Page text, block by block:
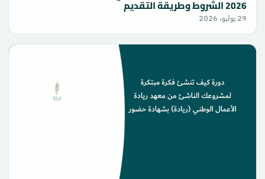
2026 الشروط وطريقة التقديم
29 يوليو، 2026